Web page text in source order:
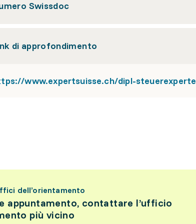
Swissdoc
di approfondimento
www.expertsuisse.ch/dipl-steuerexperte
dell’orientamento
appuntamento, contattare l’ufficio
più vicino